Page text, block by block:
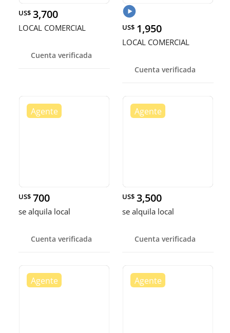
US$ 3,700
LOCAL COMERCIAL
Cuenta verificada
US$ 1,950
LOCAL COMERCIAL
Cuenta verificada
US$ 700
se alquila local
Cuenta verificada
US$ 3,500
se alquila local
Cuenta verificada